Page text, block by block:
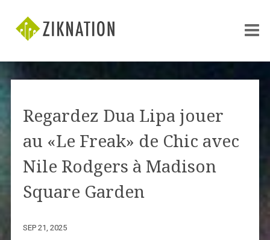
Regardez Dua Lipa jouer
au «Le Freak» de Chic avec
Nile Rodgers à Madison
Square Garden
SEP 21, 2025